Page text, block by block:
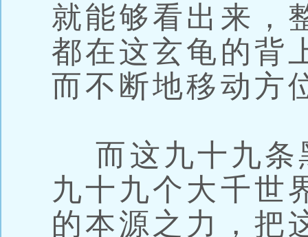
就能够看出来，
都在这玄龟的背
而不断地移动方
而这九十九条
九十九个大千世
的本源之力，把